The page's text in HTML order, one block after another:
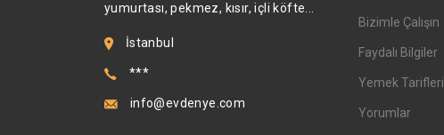
yumurtası, pekmez, kısır, içli köfte...
İstanbul
***
info@evdenye.com
Bizimle Çalışın
Faydalı Bilgiler
Yemek Tarifleri
Yorumlar